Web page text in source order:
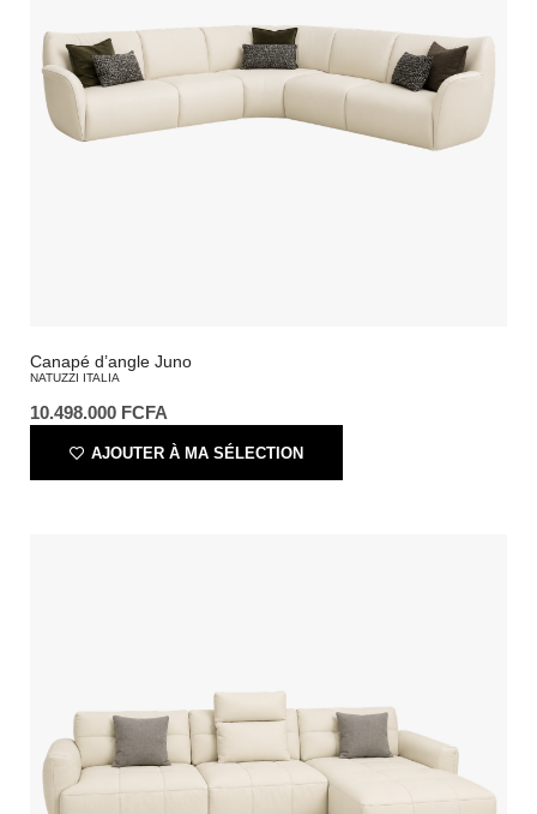
Canapé d’angle Juno
NATUZZI ITALIA
10.498.000 FCFA
AJOUTER À MA SÉLECTION